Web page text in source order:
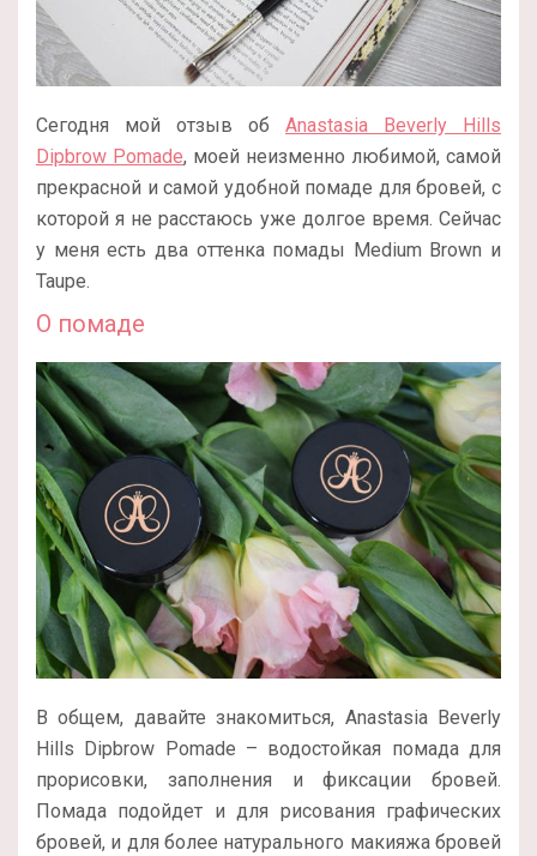
Сегодня мой отзыв об Anastasia Beverly Hills
Dipbrow Pomade, моей неизменно любимой, самой
прекрасной и самой удобной помаде для бровей, с
которой я не расстаюсь уже долгое время. Сейчас
у меня есть два оттенка помады Medium Brown и
Taupe.
О помаде
В общем, давайте знакомиться, Anastasia Beverly
Hills Dipbrow Pomade – водостойкая помада для
прорисовки, заполнения и фиксации бровей.
Помада подойдет и для рисования графических
бровей, и для более натурального макияжа бровей